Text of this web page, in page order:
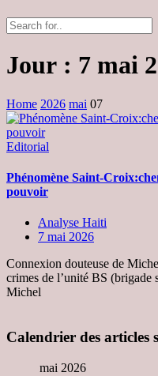
Jour : 7 mai
Home 2026 mai 07
Editorial
Phénomène Saint-
pouvoir
Analyse Haiti
7 mai 2026
Connexion douteuse de
crimes de l’unité BS (brigade
Michel
Calendrier des articles
mai 2026